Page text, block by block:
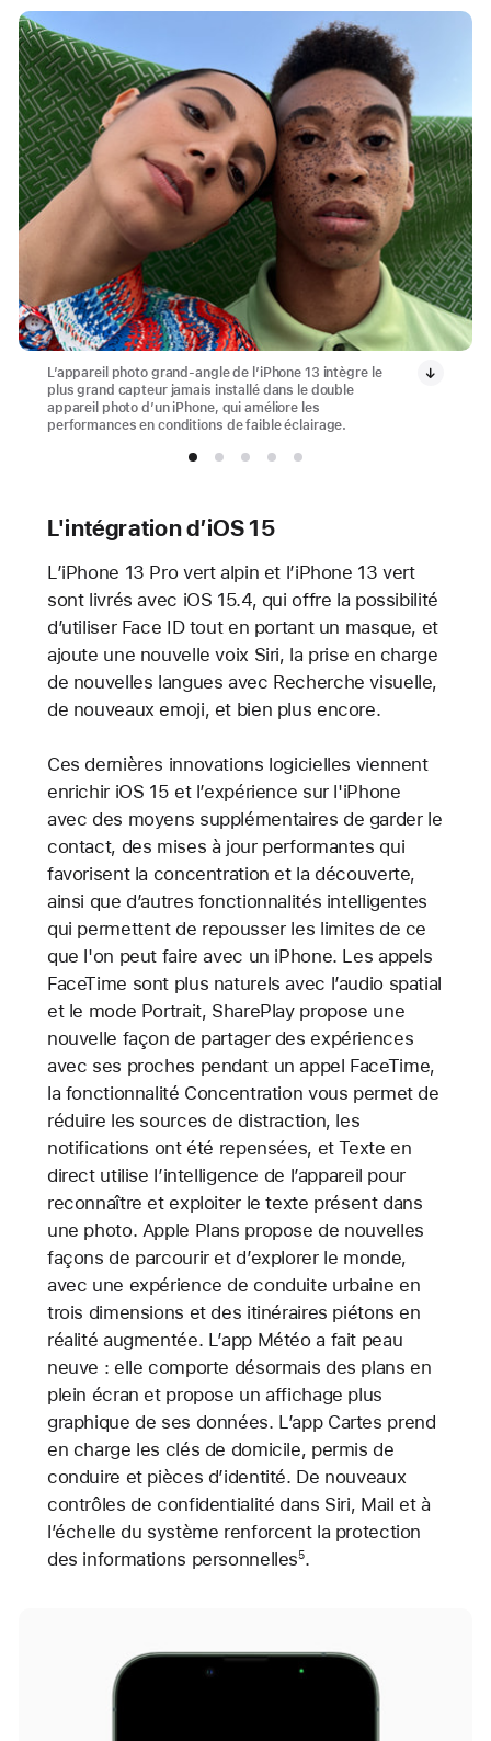
L’appareil photo grand-angle de l’iPhone 13 intègre le
plus grand capteur jamais installé dans le double
appareil photo d’un iPhone, qui améliore les
performances en conditions de faible éclairage.
L'intégration d’iOS 15
L’iPhone 13 Pro vert alpin et l’iPhone 13 vert
sont livrés avec iOS 15.4, qui offre la possibilité
d’utiliser Face ID tout en portant un masque, et
ajoute une nouvelle voix Siri, la prise en charge
de nouvelles langues avec Recherche visuelle,
de nouveaux emoji, et bien plus encore.
Ces dernières innovations logicielles viennent
enrichir iOS 15 et l’expérience sur l'iPhone
avec des moyens supplémentaires de garder le
contact, des mises à jour performantes qui
favorisent la concentration et la découverte,
ainsi que d’autres fonctionnalités intelligentes
qui permettent de repousser les limites de ce
que l'on peut faire avec un iPhone. Les appels
FaceTime sont plus naturels avec l’audio spatial
et le mode Portrait, SharePlay propose une
nouvelle façon de partager des expériences
avec ses proches pendant un appel FaceTime,
la fonctionnalité Concentration vous permet de
réduire les sources de distraction, les
notifications ont été repensées, et Texte en
direct utilise l’intelligence de l’appareil pour
reconnaître et exploiter le texte présent dans
une photo. Apple Plans propose de nouvelles
façons de parcourir et d’explorer le monde,
avec une expérience de conduite urbaine en
trois dimensions et des itinéraires piétons en
réalité augmentée. L’app Météo a fait peau
neuve : elle comporte désormais des plans en
plein écran et propose un affichage plus
graphique de ses données. L’app Cartes prend
en charge les clés de domicile, permis de
conduire et pièces d’identité. De nouveaux
contrôles de confidentialité dans Siri, Mail et à
l’échelle du système renforcent la protection
des informations personnelles5.